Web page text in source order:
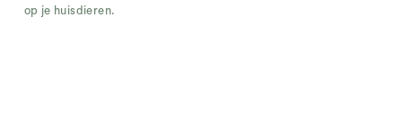
op je huisdieren.